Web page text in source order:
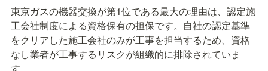
東京ガスの機器交換が第1位である最大の理由は、認定施
工会社制度による資格保有の担保です。自社の認定基準
をクリアした施工会社のみが工事を担当するため、資格
なし業者が工事するリスクが組織的に排除されていま
す。